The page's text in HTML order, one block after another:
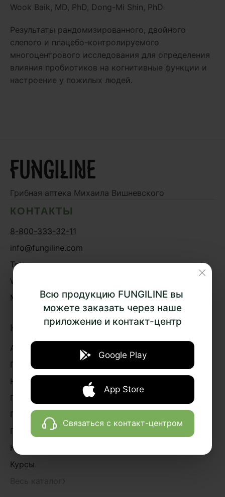
Всю продукцию FUNGILINE вы
можете заказать через наше
приложение и контакт-центр
Google Play
App Store
Связаться с контакт-центром
Wook Baik, MD, PhD, Dong-Mi Shin, PhD
Результаты рандомизированного, двойного
слепого и плацебо-контролируемого
многоцентрового исследования для определения
влияния пробиотиков на когнитивные функции и
настроение у пожилых людей.
Грибная аптека Михаила Вишневского
КОНТАКТЫ
8-800-333-32-11
info@fungiline.com
Telegram
WhatsApp
MAX
КАТАЛОГ
Акции
Грибная аптека
Наборы
Грибная косметика
Грибное питание
Подарки и сувениры
Книги
Курсы